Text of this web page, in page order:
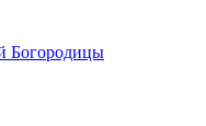
Богородицы